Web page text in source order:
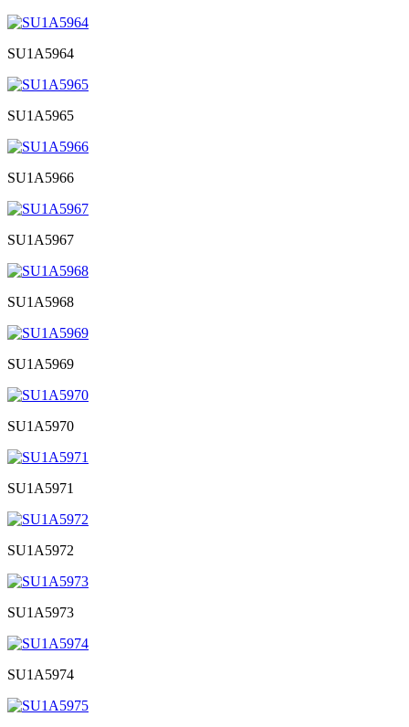
SU1A5964
SU1A5965
SU1A5966
SU1A5967
SU1A5968
SU1A5969
SU1A5970
SU1A5971
SU1A5972
SU1A5973
SU1A5974